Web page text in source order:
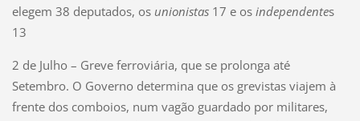
elegem 38 deputados, os unionistas17 e os independentes
13
2 de Julho – Greve ferroviária, que se prolonga até
Setembro. O Governo determina que os grevistas viajem à
frente dos comboios, num vagão guardado por militares,